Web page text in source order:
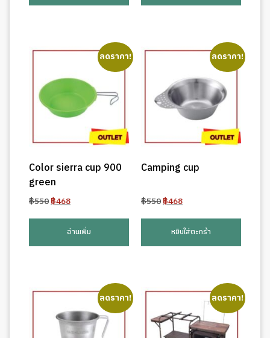
ลดราคา!
Color sierra cup 900
green
฿550Original
฿550.
฿468Current
is:
฿468.
อ่านเพิ่ม
ลดราคา!
Camping cup
฿550Original
฿550.
฿468Current
is:
฿468.
หยิบใส่ตะกร้า
ลดราคา! ลดราคา!